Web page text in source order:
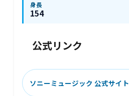
身長
154
公式リンク
ソニーミュージック 公式サイト